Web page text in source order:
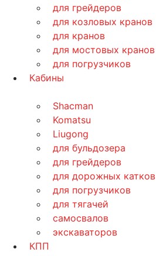
для грейдеров
для козловых кранов
для кранов
для мостовых кранов
для погрузчиков
Кабины
Shacman
Komatsu
Liugong
для бульдозера
для грейдеров
для дорожных катков
для погрузчиков
для тягачей
самосвалов
экскаваторов
КПП